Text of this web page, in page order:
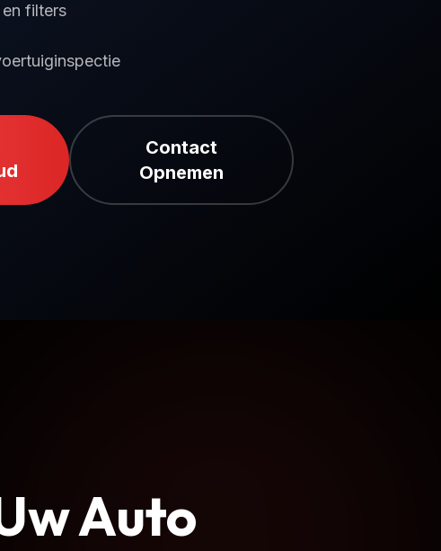
filters
Contact
Opnemen
Auto